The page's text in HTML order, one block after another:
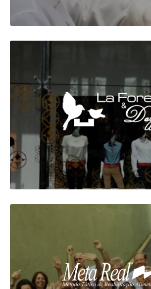
LA FORET JEANS & DAZZ
Back-End Development
Front-End Development
UX Strategy
VER MAIS
Back-End Development
Front-End Development